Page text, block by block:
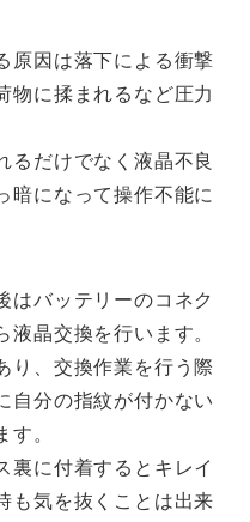
原因は落下による衝撃
物に揉まれるなど圧力
るだけでなく液晶不良
暗になって操作不能に
はバッテリーのコネク
液晶交換を行います。
り、交換作業を行う際
自分の指紋が付かない
す。
裏に付着するとキレイ
も気を抜くことは出来